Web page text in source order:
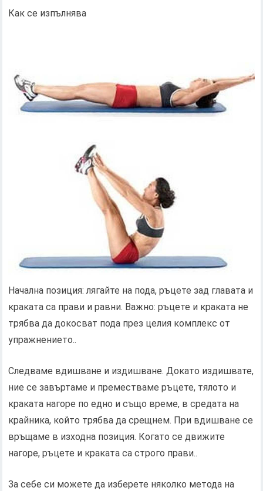
Как се изпълнява
Начална позиция: лягайте на пода, ръцете зад главата и
краката са прави и равни. Важно: ръцете и краката не
трябва да докосват пода през целия комплекс от
упражнението..
Следваме вдишване и издишване. Докато издишвате,
ние се завъртаме и преместваме ръцете, тялото и
краката нагоре по едно и също време, в средата на
крайника, който трябва да срещнем. При вдишване се
връщаме в изходна позиция. Когато се движите
нагоре, ръцете и краката са строго прави..
За себе си можете да изберете няколко метода на